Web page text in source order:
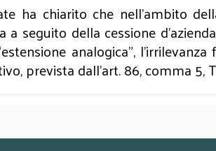
ha chiarito che nell’ambito
a seguito della cessione
analogica”,
prevista dall’art. 86, comma 5,